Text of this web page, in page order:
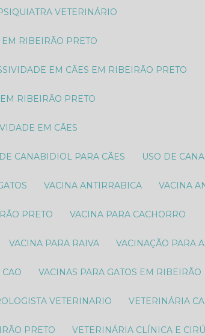
PSIQUIATRA VETERINÁRIO
EM RIBEIRÃO PRETO
EM CÃES EM RIBEIRÃO PRETO
RIBEIRÃO PRETO
EM CÃES
DE CANABIDIOL PARA CÃES USO DE
VACINA ANTIRRABICA VACINA
PRETO VACINA PARA CACHORRO
VACINA PARA RAIVA VACINAÇÃO PARA
CAO VACINAS PARA GATOS EM RIBEIRÃO
VETERINARIO VETERINÁRIA
PRETO VETERINÁRIA CLÍNICA E